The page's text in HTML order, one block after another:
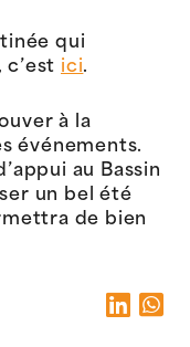
qui
c’est ici.
à la
événements.
au Bassin
un bel été
de bien